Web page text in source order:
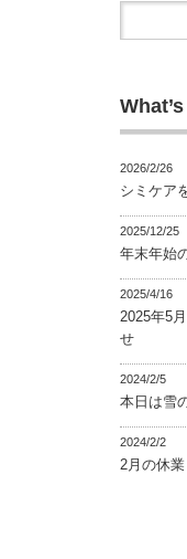
2026/2/26
シミケア
2025/12/25
年末年始
2025/4/16
2025年5
せ
2024/2/5
本日は雪
2024/2/2
2月の休